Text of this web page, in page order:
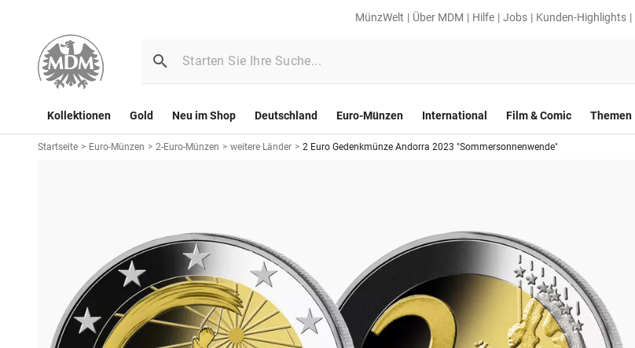
MünzWelt Über MDM Hilfe Jobs Kunden-Highlights
Kollektionen Gold Neu im Shop Deutschland Euro-Münzen International Film & Comic Themen
Startseite > Euro-Münzen > 2-Euro-Münzen > weitere Länder > 2 Euro Gedenkmünze Andorra 2023 "Sommersonnenwende"